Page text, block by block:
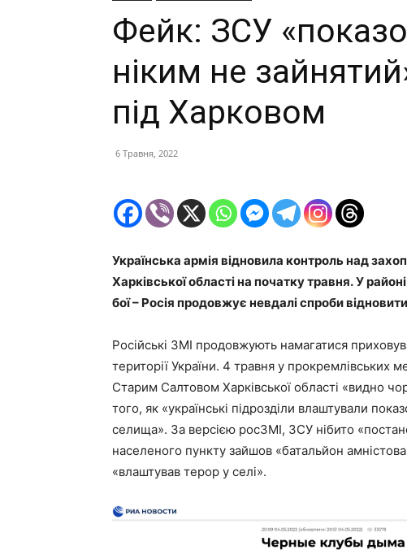
Фейк: ЗСУ
ніким не
під Харковом
6 Травня, 2022
Українська армія відновила контроль над
Харківської області на початку травня. У
бої – Росія продовжує невдалі спроби
Російські ЗМІ продовжують намагатися
території України. 4 травня у прокремлівських
Старим Салтовом Харківської області «видно
того, як «українські підрозділи влаштували
селища». За версією росЗМІ, ЗСУ нібито
населеного пункту зайшов «батальйон
«влаштував терор у селі».